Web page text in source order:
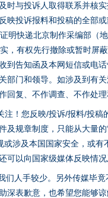
与投诉人取得联系并核
投诉报料和投稿的全部
明快递北京制作采编部（
，有权先行撤除或暂时屏
告知函及本网短信或电
门和领导。如涉及到有
复、不作调查、不作处理
！您反映/投诉/报料/投稿
规章制度，只能从大量
涉及本国国家安全，或
以向国家级媒体反映情
人手较少。另外传媒毕
表歉意，也希望您能够谅
上天”